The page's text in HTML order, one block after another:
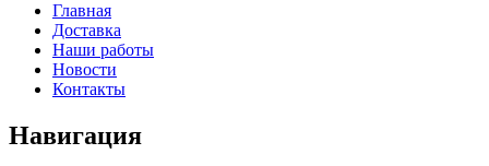
Главная
Доставка
Наши работы
Новости
Контакты
Навигация